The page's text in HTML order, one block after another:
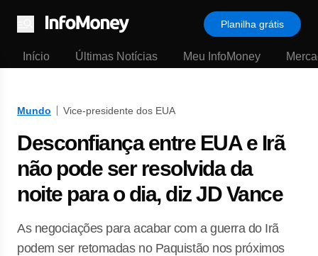
Menu
Planilha grátis
Início Últimas Notícias Meu InfoMoney
Mundo Vice-presidente dos EUA
Desconfiança entre EUA e Irã
não pode ser resolvida da
noite para o dia, diz JD Vance
As ‌negociações para acabar com a guerra ⁠do Irã
podem ser retomadas no Paquistão nos próximos